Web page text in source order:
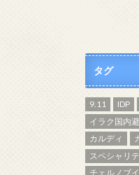
タグ
9.11 IDP
イラク国内
カルディ
スペシャリ
チェルノブ